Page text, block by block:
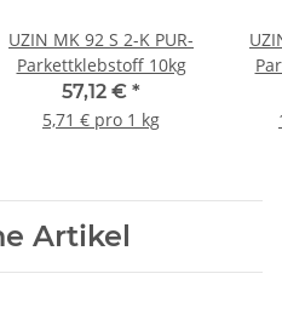
UZIN MK 92 S 2-K PUR-
Parkettklebstoff 10kg
57,12 € *
5,71 € pro 1 kg
Artikel